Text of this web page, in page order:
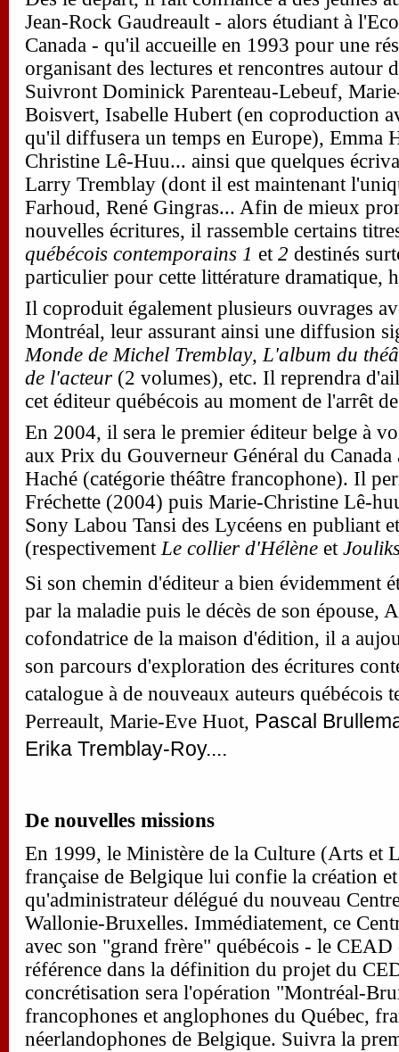
Jean-Rock Gaudreault - alors étudiant à
Canada - qu'il accueille en 1993 pour une
organisant des lectures et rencontres autour
Suivront Dominick Parenteau-Lebeuf,
Boisvert, Isabelle Hubert (en coproduction
qu'il diffusera un temps en Europe), Emma
Christine Lê-Huu... ainsi que quelques
Larry Tremblay (dont il est maintenant
Farhoud, René Gingras... Afin de mieux
nouvelles écritures, il rassemble certains
québécois contemporains 1 et 2 destinés
particulier pour cette littérature dramatique,
Il coproduit également plusieurs ouvrages
Montréal, leur assurant ainsi une diffusion
Monde de Michel Tremblay,L'album du
de l'acteur (2 volumes), etc. Il reprendra
cet éditeur québécois au moment de l'arrêt
En 2004, il sera le premier éditeur belge à
aux Prix du Gouverneur Général du
Haché (catégorie théâtre francophone). Il
Fréchette (2004) puis Marie-Christine Lê-
Sony Labou Tansi des Lycéens en publiant
(respectivementLe collier d'Hélène et
Si son chemin d'éditeur a bien évidemment
par la maladie puis le décès de son épouse,
cofondatrice de la maison d'édition, il a
son parcours d'exploration des écritures
catalogue à de nouveaux auteurs
Perreault, Marie-Eve Huot, Pascal
Erika Tremblay-Roy....
De nouvelles missions
En 1999, le Ministère de la Culture (Arts et
française de Belgique lui confie la création
qu'administrateur délégué du nouveau
Wallonie-Bruxelles. Immédiatement, ce
avec son "grand frère" québécois - le
référence dans la définition du projet du
concrétisation sera l'opération "Montréal-
francophones et anglophones du Québec,
néerlandophones de Belgique. Suivra la